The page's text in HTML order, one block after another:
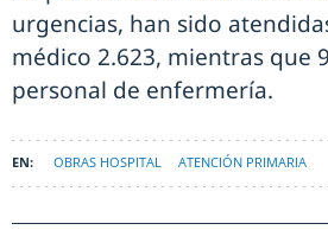
urgencias, han sido
médico 2.623, mientras que
personal de enfermería.
OBRAS HOSPITAL ATENCIÓN PRIMARIA